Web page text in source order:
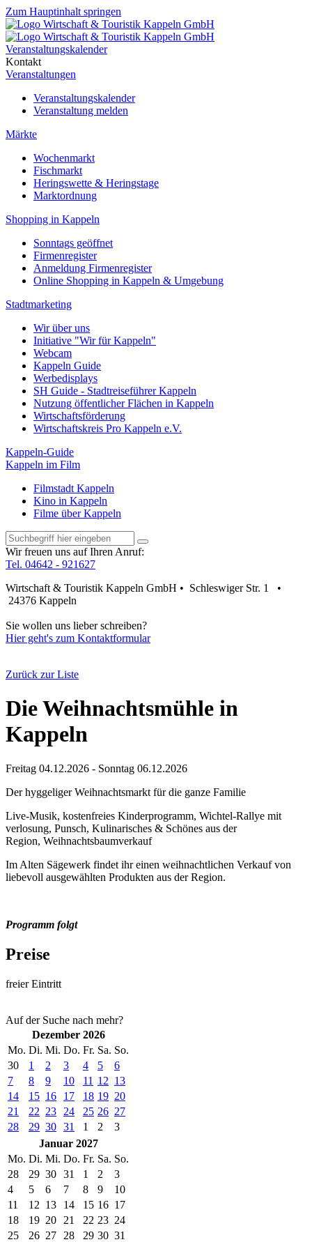
Zum Hauptinhalt springen
Veranstaltungskalender
Kontakt
Veranstaltungen
Veranstaltungskalender
Veranstaltung melden
Märkte
Wochenmarkt
Fischmarkt
Heringswette & Heringstage
Marktordnung
Shopping in Kappeln
Sonntags geöffnet
Firmenregister
Anmeldung Firmenregister
Online Shopping in Kappeln & Umgebung
Stadtmarketing
Wir über uns
Initiative "Wir für Kappeln"
Webcam
Kappeln Guide
Werbedisplays
SH Guide - Stadtreiseführer Kappeln
Nutzung öffentlicher Flächen in Kappeln
Wirtschaftsförderung
Wirtschaftskreis Pro Kappeln e.V.
Kappeln-Guide
Kappeln im Film
Filmstadt Kappeln
Kino in Kappeln
Filme über Kappeln
Wir freuen uns auf Ihren Anruf:
Tel. 04642 - 921627
Wirtschaft & Touristik Kappeln GmbH • Schleswiger Str. 1 •
24376 Kappeln
Sie wollen uns lieber schreiben?
Hier geht's zum Kontaktformular
Zurück zur Liste
Die Weihnachtsmühle in
Kappeln
Freitag 04.12.2026 - Sonntag 06.12.2026
Der hyggeliger Weihnachtsmarkt für die ganze Familie
Live-Musik, kostenfreies Kinderprogramm, Wichtel-Rallye mit
verlosung, Punsch, Kulinarisches & Schönes aus der
Region, Weihnachtsbaumverkauf
Im Alten Sägewerk findet ihr einen weihnachtlichen Verkauf von
liebevoll ausgewählten Produkten aus der Region.
Programm folgt
Preise
freier Eintritt
Auf der Suche nach mehr?
Dezember 2026
Mo. Di. Mi. Do. Fr. Sa. So.
30
1 2 3 4 5
6
7
8 9 10 11 12 13
14
15 16 17 18 19 20
21
22 23 24 25 26 27
28
29 30 31 1 2
3
Januar 2027
Mo. Di. Mi. Do. Fr. Sa. So.
28
29 30 31 1 2
3
4
5 6 7 8 9
10
11
12 13 14 15 16 17
18
19 20 21 22 23 24
25
26 27 28 29 30 31